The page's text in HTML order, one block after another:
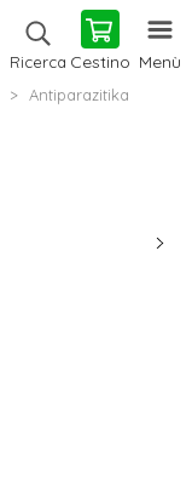
Ricerca Cestino Menù
Antiparazitika